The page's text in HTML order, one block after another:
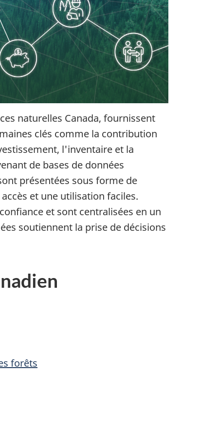
naturelles Canada, fournissent
clés comme la contribution
l'inventaire et la
de bases de données
présentées sous forme de
et une utilisation faciles.
et sont centralisées en un
soutiennent la prise de décisions
forêts